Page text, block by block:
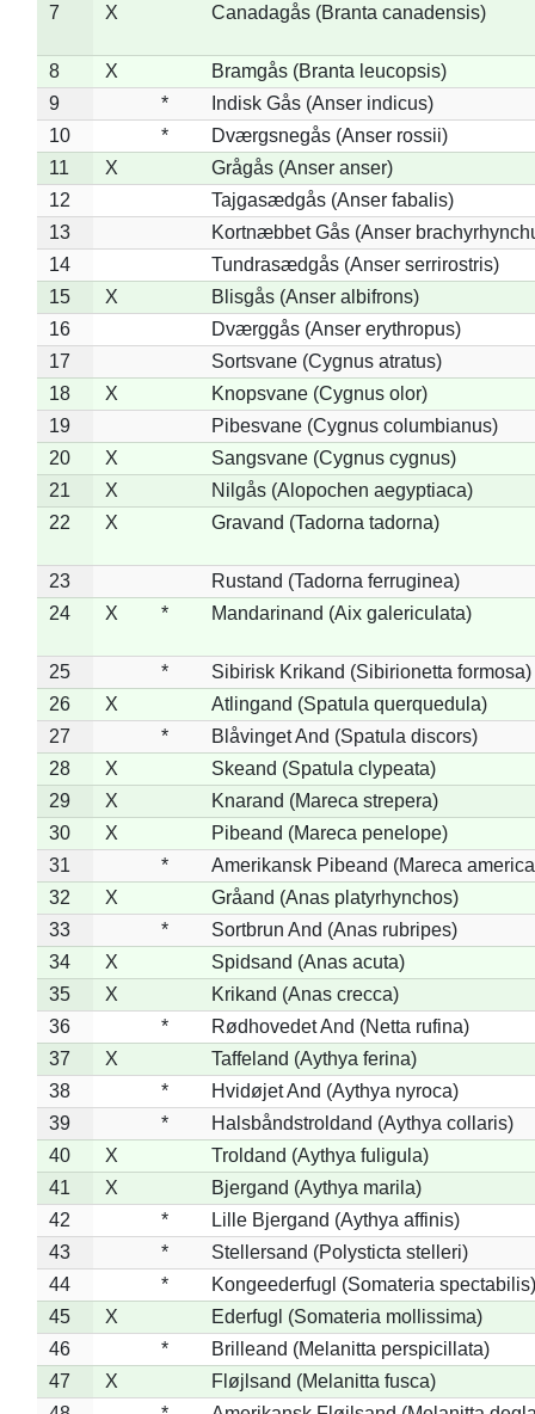
7
X Canadagås (Branta canadensis)
8 X
Bramgås (Branta leucopsis)
9
*
Indisk Gås (Anser indicus)
10
*
Dværgsnegås (Anser rossii)
11
X
Grågås (Anser anser)
12
Tajgasædgås (Anser fabalis)
13
Kortnæbbet Gås (Anser
14
Tundrasædgås (Anser serrirostris)
15
X
Blisgås (Anser albifrons)
16
Dværggås (Anser erythropus)
17
Sortsvane (Cygnus atratus)
18
X
Knopsvane (Cygnus olor)
19
Pibesvane (Cygnus columbianus)
20
X
Sangsvane (Cygnus cygnus)
21
X
Nilgås (Alopochen aegyptiaca)
22
X Gravand (Tadorna tadorna)
23
Rustand (Tadorna ferruginea)
24
X * Mandarinand (Aix galericulata)
25 *
Sibirisk Krikand (Sibirionetta formosa)
26
X
Atlingand (Spatula querquedula)
27
*
Blåvinget And (Spatula discors)
28
X
Skeand (Spatula clypeata)
29
X
Knarand (Mareca strepera)
30
X
Pibeand (Mareca penelope)
31
*
Amerikansk Pibeand (Mareca
32
X
Gråand (Anas platyrhynchos)
33
*
Sortbrun And (Anas rubripes)
34
X
Spidsand (Anas acuta)
35
X
Krikand (Anas crecca)
36
*
Rødhovedet And (Netta rufina)
37
X
Taffeland (Aythya ferina)
38
*
Hvidøjet And (Aythya nyroca)
39
*
Halsbåndstroldand (Aythya collaris)
40
X
Troldand (Aythya fuligula)
41
X
Bjergand (Aythya marila)
42
*
Lille Bjergand (Aythya affinis)
43
*
Stellersand (Polysticta stelleri)
44
*
Kongeederfugl (Somateria spectabilis)
45
X
Ederfugl (Somateria mollissima)
46
*
Brilleand (Melanitta perspicillata)
47
X
Fløjlsand (Melanitta fusca)